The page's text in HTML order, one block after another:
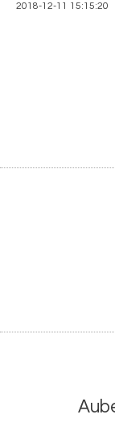
2018-12-11 15:15:20